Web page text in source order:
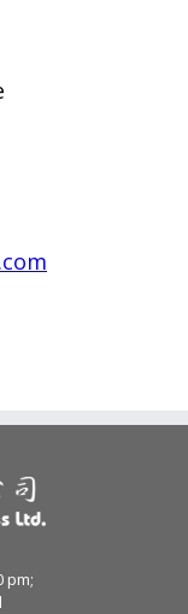
pm;